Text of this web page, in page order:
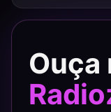
Ouça